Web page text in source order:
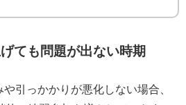
ても問題が出ない時期
引っかかりが悪化しない場合、